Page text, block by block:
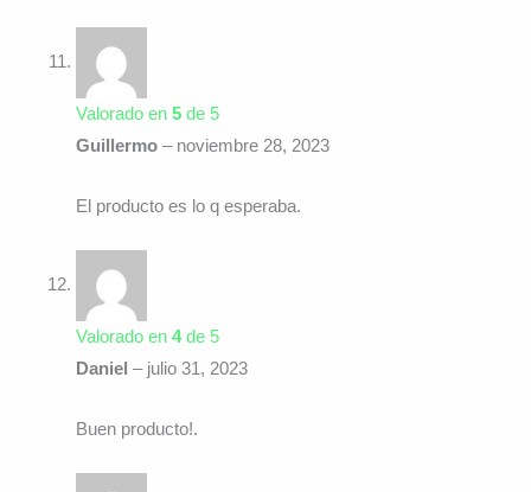
Valorado en 5de 5
Guillermo – noviembre 28, 2023
El producto es lo q esperaba.
Valorado en 4de 5
Daniel – julio 31, 2023
Buen producto!.